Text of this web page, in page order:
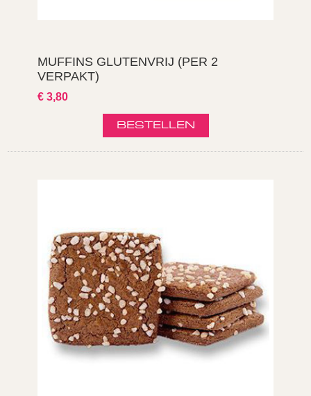
MUFFINS GLUTENVRIJ (PER 2
VERPAKT)
€ 3,80